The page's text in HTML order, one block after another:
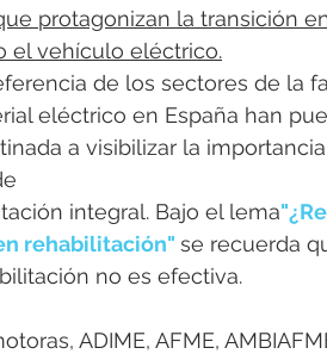
protagonizan la transición
el vehículo eléctrico.
de los sectores de la
eléctrico en España han
a visibilizar la
integral. Bajo el lema
rehabilitación" se recuerda
no es efectiva.
ADIME, AFME,